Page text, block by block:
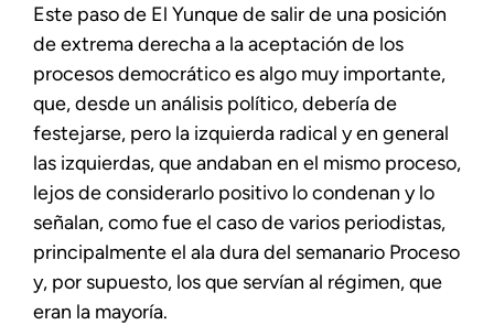
Este paso de El Yunque de salir de una posición
de extrema derecha a la aceptación de los
procesos democrático es algo muy importante,
que, desde un análisis político, debería de
festejarse, pero la izquierda radical y en general
las izquierdas, que andaban en el mismo proceso,
lejos de considerarlo positivo lo condenan y lo
señalan, como fue el caso de varios periodistas,
principalmente el ala dura del semanario Proceso
y, por supuesto, los que servían al régimen, que
eran la mayoría.